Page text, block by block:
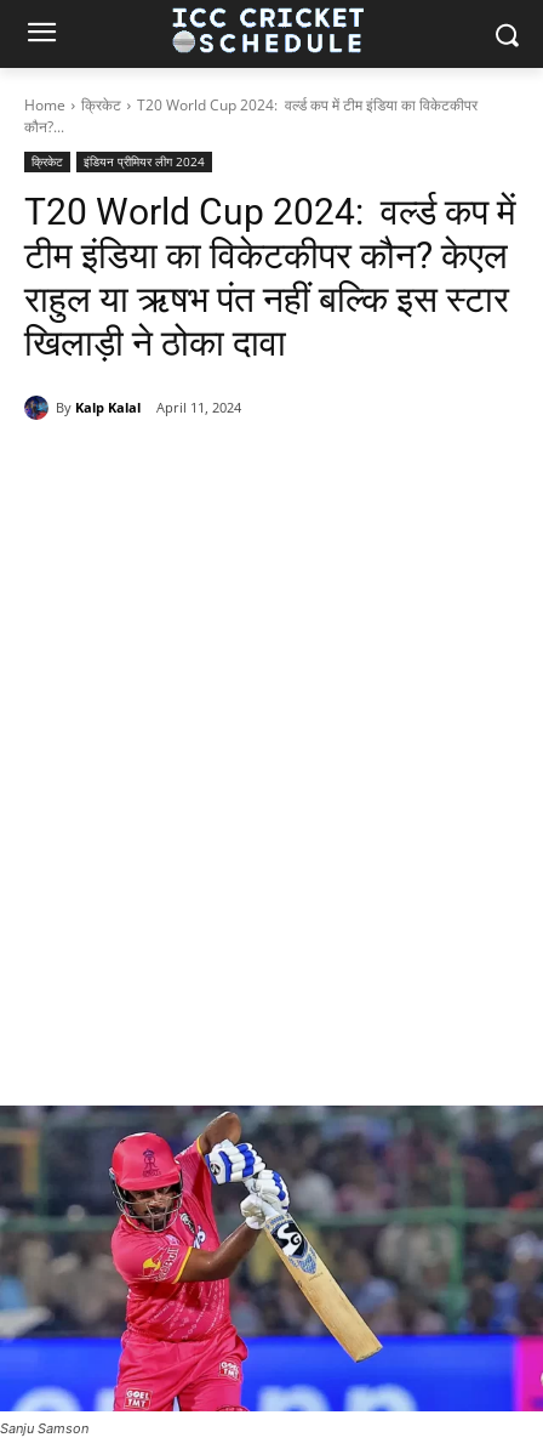
Home क्रिकेट
T20 World Cup 2024: वर्ल्ड कप में टीम इंडिया का विकेटकीपर
कौन?...
क्रिकेट इंडियन प्रीमियर लीग 2024
T20 World Cup 2024: वर्ल्ड कप में
टीम इंडिया का विकेटकीपर कौन? केएल
राहुल या ऋषभ पंत नहीं बल्कि इस स्टार
खिलाड़ी ने ठोका दावा
By Kalp Kalal April 11, 2024
Sanju Samson